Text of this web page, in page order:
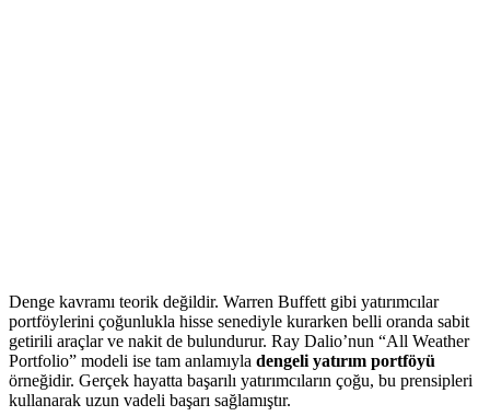
Denge kavramı teorik değildir. Warren Buffett gibi yatırımcılar
portföylerini çoğunlukla hisse senediyle kurarken belli oranda sabit
getirili araçlar ve nakit de bulundurur. Ray Dalio’nun “All Weather
Portfolio” modeli ise tam anlamıyla dengeli yatırım portföyü
örneğidir. Gerçek hayatta başarılı yatırımcıların çoğu, bu prensipleri
kullanarak uzun vadeli başarı sağlamıştır.